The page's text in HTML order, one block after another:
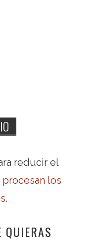
reducir el
los
.
QUIERAS